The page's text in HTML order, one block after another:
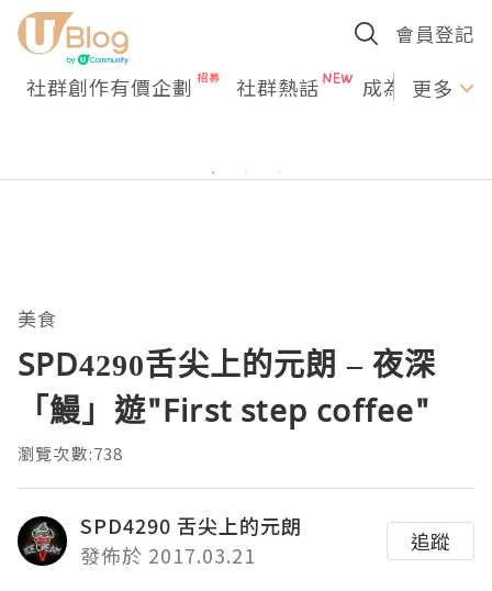
會員登記
社群創作有價企劃 社群熱話 成為U更多
美食
SPD4290舌尖上的元朗 – 夜深
「鰻」遊"First step coffee"
瀏覽次數:738
SPD4290 舌尖上的元朗
發佈於 2017.03.21
追蹤